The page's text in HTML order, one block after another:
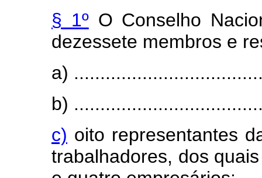
§ 1ºO Conselho
dezessete membros e
a)
b)
c) oito representantes
trabalhadores, dos